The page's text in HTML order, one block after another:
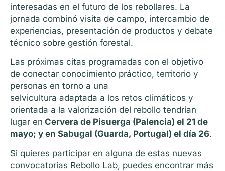
interesadas en el futuro de los rebollares. La
jornada combinó visita de campo, intercambio de
experiencias, presentación de productos y debate
técnico sobre gestión forestal.
Las próximas citas programadas con el objetivo
de conectar conocimiento práctico, territorio y
personas en torno a una
selvicultura adaptada a los retos climáticos y
orientada a la valorización del rebollo tendrían
lugar en Cervera de Pisuerga (Palencia) el 21 de
mayo; y en Sabugal (Guarda, Portugal) el día 26.
Si quieres participar en alguna de estas nuevas
convocatorias Rebollo Lab, puedes encontrar más